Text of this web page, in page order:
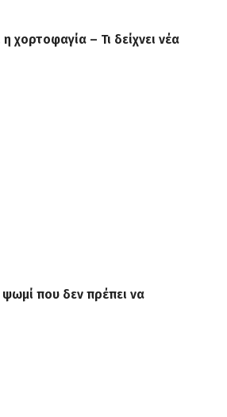
η χορτοφαγία – Τι δείχνει νέα
ψωμί που δεν πρέπει να